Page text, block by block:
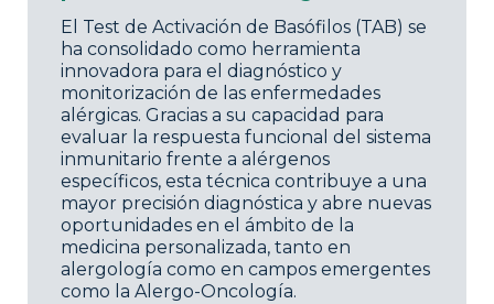
El Test de Activación de Basófilos (TAB) se
ha consolidado como herramienta
innovadora para el diagnóstico y
monitorización de las enfermedades
alérgicas. Gracias a su capacidad para
evaluar la respuesta funcional del sistema
inmunitario frente a alérgenos
específicos, esta técnica contribuye a una
mayor precisión diagnóstica y abre nuevas
oportunidades en el ámbito de la
medicina personalizada, tanto en
alergología como en campos emergentes
como la Alergo-Oncología.